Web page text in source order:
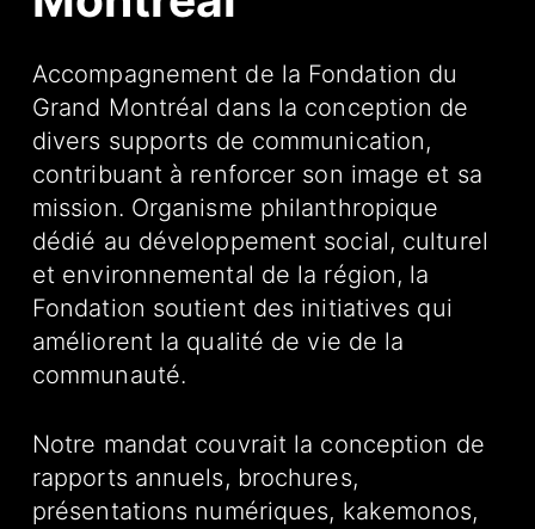
Accompagnement de la Fondation du
Grand Montréal dans la conception de
divers supports de communication,
contribuant à renforcer son image et sa
mission. Organisme philanthropique
dédié au développement social, culturel
et environnemental de la région, la
Fondation soutient des initiatives qui
améliorent la qualité de vie de la
communauté.
Notre mandat couvrait la conception de
rapports annuels, brochures,
présentations numériques, kakemonos,